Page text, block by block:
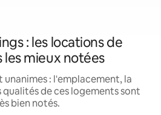
: les locations de
les mieux notées
unanimes : l'emplacement, la
de ces logements sont
bien notés.